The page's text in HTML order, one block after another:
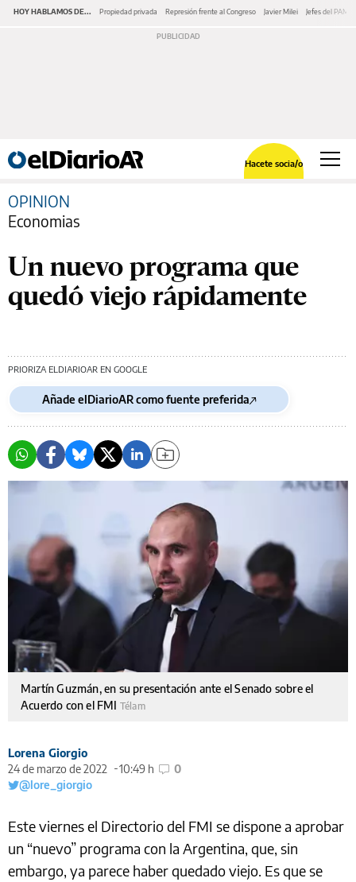
HOY HABLAMOS DE... Propiedad privada Represión frente al Congreso Javier Milei Jefes del PAMI
Hacete socia/o
OPINION
Economias
Un nuevo programa que
quedó viejo rápidamente
PRIORIZA ELDIARIOAR EN GOOGLE
Añade elDiarioAR como fuente preferida
Martín Guzmán, en su presentación ante el Senado sobre el
Acuerdo con el FMI Télam
Lorena Giorgio
24 de marzo de 2022
10:49 h
0
@lore_giorgio
Este viernes el Directorio del FMI se dispone a aprobar
un “nuevo” programa con la Argentina, que, sin
embargo, ya parece haber quedado viejo. Es que se